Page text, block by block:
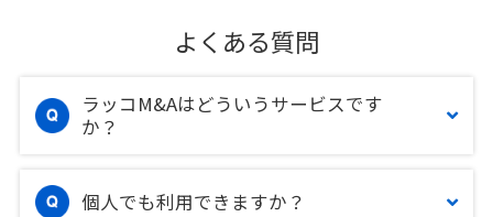
よくある質問
ラッコM&Aはどういうサービスです
か？
個人でも利用できますか？